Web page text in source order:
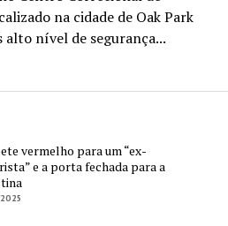
na cidade de Oak Park
alto nível de segurança...
vermelho para um “ex-
e a porta fechada para a